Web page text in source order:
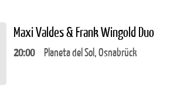
Maxi Valdes & Frank Wingold Duo
20:00 Planeta del Sol, Osnabrück